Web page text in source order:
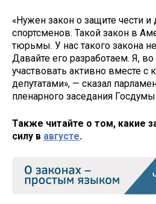
«Нужен закон о защите чести и
спортсменов. Такой закон в
тюрьмы. У нас такого закона
Давайте его разработаем. Я, во
участвовать активно вместе с
депутатами», — сказал
пленарного заседания Госдумы.
Также читайте о том, какие
силу в августе.